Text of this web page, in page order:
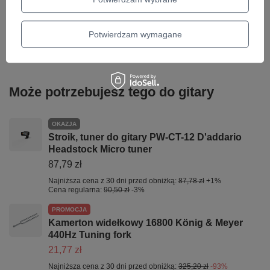
Parametry bezpieczeństwa Parametry bezpieczeństwa
Może potrzebujesz tego do gitary
OKAZJA
Stroik, tuner do gitary PW-CT-12 D'addario
Headstock Micro tuner
87,79 zł
Najniższa cena z 30 dni przed obniżką: 87,78 zł +1%
Cena regularna: 90,50 zł -3%
PROMOCJA
Kamerton widełkowy 16800 König & Meyer
440Hz Tuning fork
21,77 zł
Najniższa cena z 30 dni przed obniżką: 325,20 zł -93%
Potwierdzam wymagane